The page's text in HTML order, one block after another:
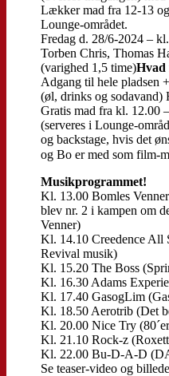
Lækker mad fra 12-13
Lounge-området.
Fredag d. 28/6-2024 –
Torben Chris, Thomas
(varighed 1,5 time)Hvad
Adgang til hele pladsen
(øl, drinks og
Gratis mad fra kl. 12.00
(serveres i Lounge-
og backstage, hvis det
og Bo er med som film-
Musikprogrammet!
Kl. 13.00 Bomles
blev nr. 2 i kampen om
Venner)
Kl. 14.10 Creedence All
Revival musik)
Kl. 15.20 The Boss
Kl. 16.30 Adams
Kl. 17.40 GasogLim
Kl. 18.50 Aerotrib (Det
Kl. 20.00 Nice Try
Kl. 21.10 Rock-z
Kl. 22.00 Bu-D-A-D
Se teaser-video og